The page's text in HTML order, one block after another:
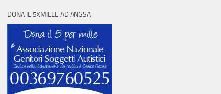
DONA IL 5XMILLE AD ANGSA